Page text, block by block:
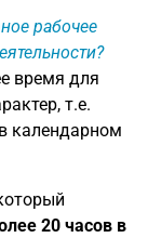
рабочее
время для
т.е.
календарном
20 часов в